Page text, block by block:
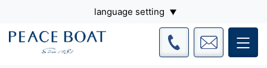
language setting